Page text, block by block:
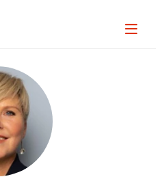
Page